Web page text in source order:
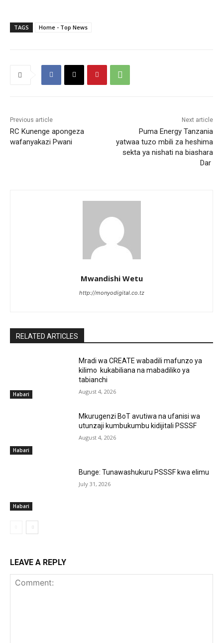
TAGS Home - Top News
Previous article
RC Kunenge apongeza
wafanyakazi Pwani
Next article
Puma Energy Tanzania
yatwaa tuzo mbili za heshima
sekta ya nishati na biashara
Dar
Mwandishi Wetu
http://monyodigital.co.tz
RELATED ARTICLES
Habari
Mradi wa CREATE wabadili mafunzo ya
kilimo kukabiliana na mabadiliko ya
tabianchi
August 4, 2026
Habari
Mkurugenzi BoT avutiwa na ufanisi wa
utunzaji kumbukumbu kidijitali PSSSF
August 4, 2026
Habari
Bunge: Tunawashukuru PSSSF kwa elimu
July 31, 2026
LEAVE A REPLY